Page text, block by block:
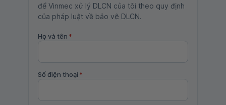
để Vinmec xử lý DLCN của tôi theo quy định
của pháp luật về bảo vệ DLCN.
Họ và tên *
Số điện thoại *